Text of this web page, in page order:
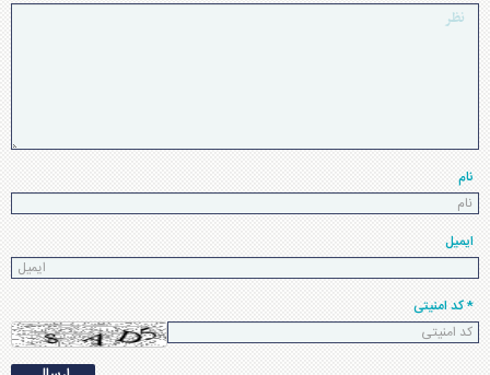
نام
ایمیل
* کد امنیتی